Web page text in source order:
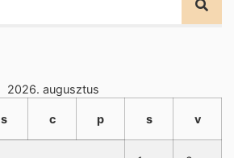
2026. augusztus
s c p s v